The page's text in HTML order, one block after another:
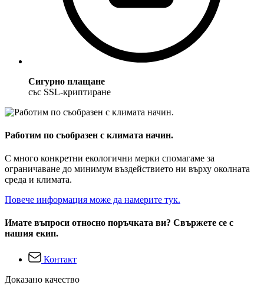
Сигурно плащане
със SSL-криптиране
Работим по съобразен с климата начин.
С много конкретни екологични мерки спомагаме за
ограничаване до минимум въздействието ни върху околната
среда и климата.
Повече информация може да намерите тук.
Имате въпроси относно поръчката ви? Свържете се с
нашия екип.
Контакт
Доказано качество